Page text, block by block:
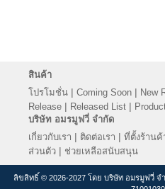
สินค้า
โปรโมชั่น | Coming Soon | New
Release | Released List |
บริษัท อมรมูฟวี่ จำกัด
เกี่ยวกับเรา | ติดต่อเรา | ที่ตั้งร้านค้
ส่วนตัว | ช่วยเหลือสนับสนุน
ลิขสิทธิ์ © 2026-2027 โดย บริษัท อมรมูฟวี่